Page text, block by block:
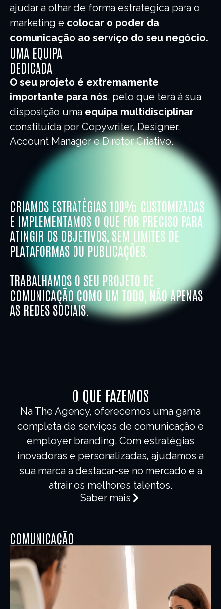
ajudar a olhar de forma estratégica para o
marketing e colocar o poder da
comunicação ao serviço do seu negócio.
UMA EQUIPA
DEDICADA
O seu projeto é extremamente
importante para nós, pelo que terá à sua
disposição uma equipa multidisciplinar
constituída por Copywriter, Designer,
Account Manager e Diretor Criativo.
CRIAMOS ESTRATÉGIAS 100% CUSTOMIZADAS
E IMPLEMENTAMOS O QUE FOR PRECISO PARA
ATINGIR OS OBJETIVOS, SEM LIMITES DE
PLATAFORMAS OU PUBLICAÇÕES.
TRABALHAMOS O SEU PROJETO DE
COMUNICAÇÃO COMO UM TODO, NÃO APENAS
AS REDES SOCIAIS.
O QUE FAZEMOS
Na The Agency, oferecemos uma gama
completa de serviços de comunicação e
employer branding. Com estratégias
inovadoras e personalizadas, ajudamos a
sua marca a destacar-se no mercado e a
atrair os melhores talentos.
Saber mais
COMUNICAÇÃO